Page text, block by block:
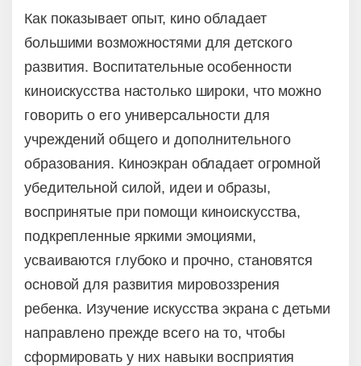
Как показывает опыт, кино обладает
большими возможностями для детского
развития. Воспитательные особенности
киноискусства настолько широки, что можно
говорить о его универсальности для
учреждений общего и дополнительного
образования. Киноэкран обладает огромной
убедительной силой, идеи и образы,
воспринятые при помощи киноискусства,
подкрепленные яркими эмоциями,
усваиваются глубоко и прочно, становятся
основой для развития мировоззрения
ребенка. Изучение искусства экрана с детьми
направлено прежде всего на то, чтобы
сформировать у них навыки восприятия